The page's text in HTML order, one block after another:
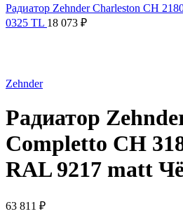
Радиатор Zehnder Charleston CH
0325 TL 18 073 ₽
Zehnder
Радиатор
Completto CH
RAL 9217 matt
63 811 ₽